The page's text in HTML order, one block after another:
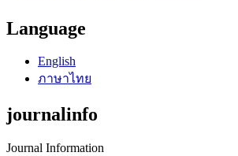
Language
English
ภาษาไทย
journalinfo
Journal Information